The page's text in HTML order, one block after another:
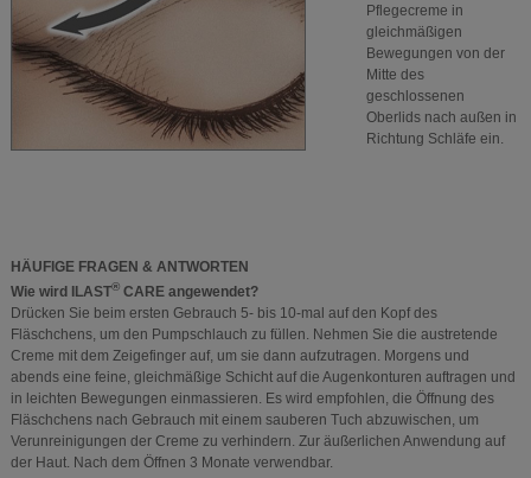
Pflegecreme in
gleichmäßigen
Bewegungen von der
Mitte des
geschlossenen
Oberlids nach außen in
Richtung Schläfe ein.
HÄUFIGE FRAGEN & ANTWORTEN
Wie wird ILAST®CARE angewendet?
Drücken Sie beim ersten Gebrauch 5- bis 10-mal auf den Kopf des
Fläschchens, um den Pumpschlauch zu füllen. Nehmen Sie die austretende
Creme mit dem Zeigefinger auf, um sie dann aufzutragen. Morgens und
abends eine feine, gleichmäßige Schicht auf die Augenkonturen auftragen und
in leichten Bewegungen einmassieren. Es wird empfohlen, die Öffnung des
Fläschchens nach Gebrauch mit einem sauberen Tuch abzuwischen, um
Verunreinigungen der Creme zu verhindern. Zur äußerlichen Anwendung auf
der Haut. Nach dem Öffnen 3 Monate verwendbar.